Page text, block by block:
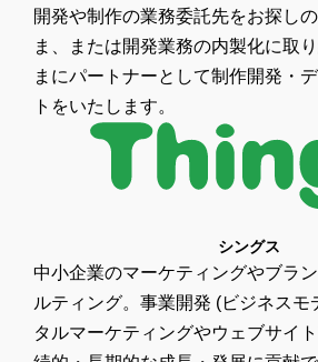
開発や制作の業務委託先をお探し
ま、または開発業務の内製化に取
まにパートナーとして制作開発・
トをいたします。
シングス
中小企業のマーケティングやブラ
ルティング。事業開発 (ビジネスモ
タルマーケティングやウェブサイ